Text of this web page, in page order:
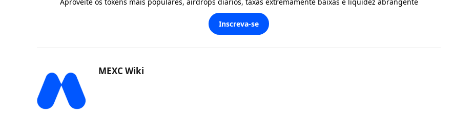
Inscreva-se
MEXC Wiki